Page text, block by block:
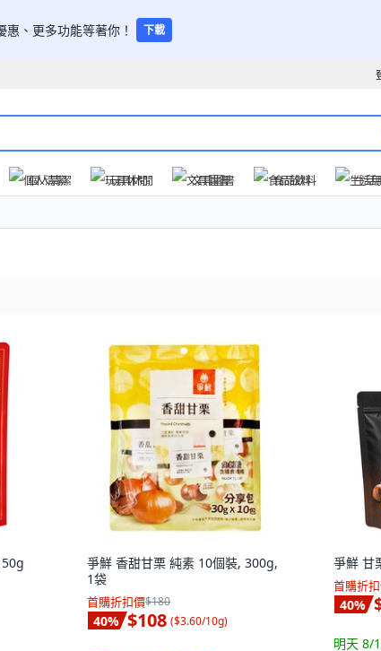
惠、更多功能等著你！ 下載
個人清潔 玩具休閒 文具圖書 食品飲料 生活
爭鮮 香甜甘栗 純素 10個裝, 300g,
1袋
首購折扣價$180
40% $108 ($3.60/10g)
爭鮮 甘
首購折
40%
明天 8/